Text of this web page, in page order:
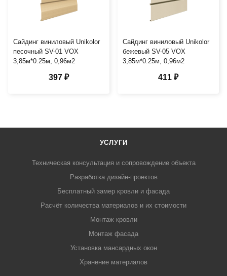
Сайдинг виниловый Unikolor
песочный SV-01 VOX
3,85м*0.25м, 0,96м2
397 ₽
Сайдинг виниловый Unikolor
бежевый SV-05 VOX
3,85м*0.25м, 0,96м2
411 ₽
УСЛУГИ
Техническая консультация и сопровождение объекта
Разработка дизайн-проектов
Бесплатный замер кровли и фасада
Расчёт количества материалов и их стоимости
Монтаж кровли
Монтаж фасада
Установка мансардных окон
Хранение материалов